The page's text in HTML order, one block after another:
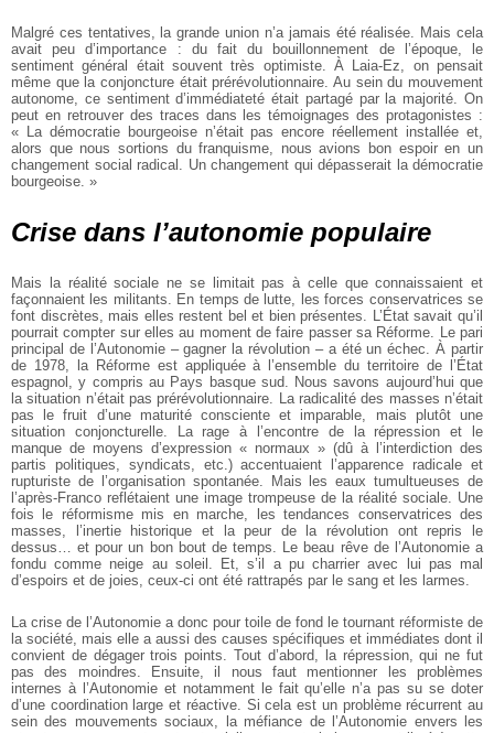
Malgré ces tentatives, la grande union n’a jamais été réalisée. Mais cela
avait peu d’importance : du fait du bouillonnement de l’époque, le
sentiment général était souvent très optimiste. À Laia-Ez, on pensait
même que la conjoncture était prérévolutionnaire. Au sein du mouvement
autonome, ce sentiment d’immédiateté était partagé par la majorité. On
peut en retrouver des traces dans les témoignages des protagonistes :
« La démocratie bourgeoise n’était pas encore réellement installée et,
alors que nous sortions du franquisme, nous avions bon espoir en un
changement social radical. Un changement qui dépasserait la démocratie
bourgeoise. »
Crise dans l’autonomie populaire
Mais la réalité sociale ne se limitait pas à celle que connaissaient et
façonnaient les militants. En temps de lutte, les forces conservatrices se
font discrètes, mais elles restent bel et bien présentes. L’État savait qu’il
pourrait compter sur elles au moment de faire passer sa Réforme. Le pari
principal de l’Autonomie – gagner la révolution – a été un échec. À partir
de 1978, la Réforme est appliquée à l’ensemble du territoire de l’État
espagnol, y compris au Pays basque sud. Nous savons aujourd’hui que
la situation n’était pas prérévolutionnaire. La radicalité des masses n’était
pas le fruit d’une maturité consciente et imparable, mais plutôt une
situation conjoncturelle. La rage à l’encontre de la répression et le
manque de moyens d’expression « normaux » (dû à l’interdiction des
partis politiques, syndicats, etc.) accentuaient l’apparence radicale et
rupturiste de l’organisation spontanée. Mais les eaux tumultueuses de
l’après-Franco reflétaient une image trompeuse de la réalité sociale. Une
fois le réformisme mis en marche, les tendances conservatrices des
masses, l’inertie historique et la peur de la révolution ont repris le
dessus… et pour un bon bout de temps. Le beau rêve de l’Autonomie a
fondu comme neige au soleil. Et, s’il a pu charrier avec lui pas mal
d’espoirs et de joies, ceux-ci ont été rattrapés par le sang et les larmes.
La crise de l’Autonomie a donc pour toile de fond le tournant réformiste de
la société, mais elle a aussi des causes spécifiques et immédiates dont il
convient de dégager trois points. Tout d’abord, la répression, qui ne fut
pas des moindres. Ensuite, il nous faut mentionner les problèmes
internes à l’Autonomie et notamment le fait qu’elle n’a pas su se doter
d’une coordination large et réactive. Si cela est un problème récurrent au
sein des mouvements sociaux, la méfiance de l’Autonomie envers les